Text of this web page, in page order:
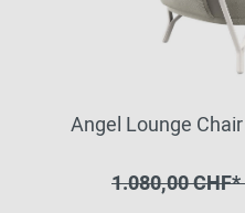
Angel Lounge
1.080,00 CHF*